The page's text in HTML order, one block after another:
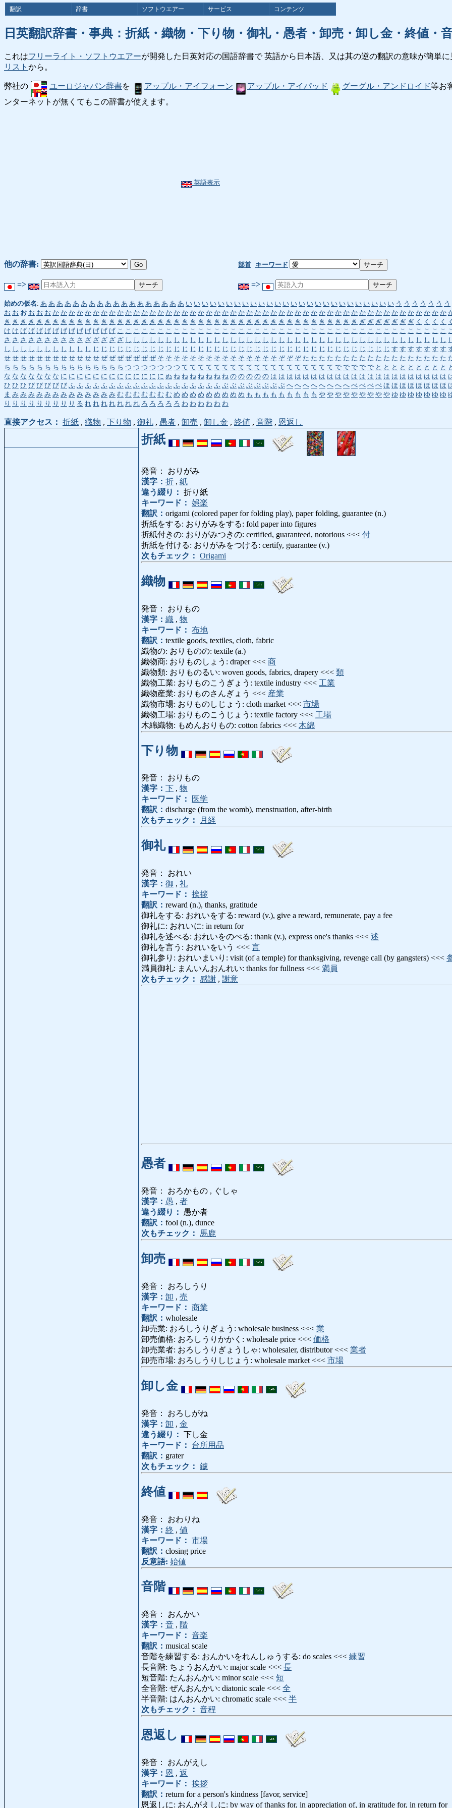
翻訳 辞書 ソフトウエアー サービス コンテンツ
日英翻訳辞書・事典：折紙・織物・下り物・御礼・愚者・卸売・卸し金・終値・
これはフリーライト・ソフトウエアーが開発した日英対応の国語辞書で 英語から日本語、又は其の逆の翻訳の意味が簡単
リスト から。
弊社の ユーロジャパン辞書を アップル・アイフォーン アップル・アイパッド グーグル・アンドロイド等お
ンターネットが無くてもこの辞書が使えます。
英語表示
他の辞書: 部首 キーワード
=> =>
始めの仮名: あ あ あ あ あ あ あ あ あ あ あ あ あ あ あ あ あ あ い い い い い い い い い い い い い い い い い い い い い い い い い い う う う う う う う
お お お お お お か か か か か か か か か か か か か か か か か か か か か か か か か か か か か か か か か か か か か か か か か か か か か か か か か
き き き き き き き き き き き き き き き き き き き き き き き き き き き き き き き き き き き き き き き き き き き き ぎ ぎ ぎ ぎ ぎ ぎ ぎ く く く く
け け げ げ げ げ げ げ げ げ げ げ げ げ こ こ こ こ こ こ こ こ こ こ こ こ こ こ こ こ こ こ こ こ こ こ こ こ こ こ こ こ こ こ こ こ こ こ こ こ こ こ こ こ こ
さ さ さ さ さ さ さ さ さ さ ざ ざ ざ ざ ざ し し し し し し し し し し し し し し し し し し し し し し し し し し し し し し し し し し し し し し し し
し し し し し し し し し し し じ じ じ じ じ じ じ じ じ じ じ じ じ じ じ じ じ じ じ じ じ じ じ じ じ じ じ じ じ じ じ じ じ じ じ じ じ す す す す す す す
せ せ せ せ せ せ せ せ せ せ せ せ ぜ ぜ ぜ ぜ ぜ ぜ ぜ そ そ そ そ そ そ そ そ そ そ そ そ そ そ そ ぞ ぞ ぞ た た た た た た た た た た た た た た た た た た
ち ち ち ち ち ち ち ち ち ち ち ち ち ち ち つ つ つ つ つ つ つ て て て て て て て て て て て て て て て て て て て で で で で で と と と と と と と と と
な な な な な な な に に に に に に に に に に に に に ぬ ね ね ね ね ね ね ね の の の の の は は は は は は は は は は は は は は は は は は は は は は
ひ ひ ひ び び び び び ふ ふ ふ ふ ふ ふ ふ ふ ふ ふ ふ ふ ふ ふ ふ ふ ふ ふ ふ ぶ ぶ ぶ ぶ ぶ ぶ ぶ ぶ へ へ へ へ へ へ へ へ べ べ べ ぺ ほ ほ ほ ほ ほ ほ ほ ほ
ま み み み み み み み み み み み み み む む む む む む む め め め め め め め め め も も も も も も も も も や や や や や や や や や ゆ ゆ ゆ ゆ ゆ ゆ ゆ
り り り り り り り り り る れ れ れ れ れ れ れ ろ ろ ろ ろ ろ わ わ わ わ わ わ
直接アクセス： 折紙 , 織物 , 下り物 , 御礼 , 愚者 , 卸売 , 卸し金 , 終値 , 音階 , 恩返し
折紙
発音： おりがみ
漢字： 折 , 紙
違う綴り： 折り紙
キーワード： 娯楽
翻訳： origami (colored paper for folding play), paper folding, guarantee (n.)
折紙をする: おりがみをする: fold paper into figures
折紙付きの: おりがみつきの: certified, guaranteed, notorious <<< 付
折紙を付ける: おりがみをつける: certify, guarantee (v.)
次もチェック： Origami
織物
発音： おりもの
漢字： 織 , 物
キーワード： 布地
翻訳： textile goods, textiles, cloth, fabric
織物の: おりものの: textile (a.)
織物商: おりものしょう: draper <<< 商
織物類: おりものるい: woven goods, fabrics, drapery <<< 類
織物工業: おりものこうぎょう: textile industry <<< 工業
織物産業: おりものさんぎょう <<< 産業
織物市場: おりものしじょう: cloth market <<< 市場
織物工場: おりものこうじょう: textile factory <<< 工場
木綿織物: もめんおりもの: cotton fabrics <<< 木綿
下り物
発音： おりもの
漢字： 下 , 物
キーワード：
医学
翻訳： discharge (from the womb), menstruation, after-birth
次もチェック：
月経
御礼
発音： おれい
漢字： 御 , 礼
キーワード： 挨拶
翻訳： reward (n.), thanks, gratitude
御礼をする: おれいをする: reward (v.), give a reward, remunerate, pay a fee
御礼に: おれいに: in return for
御礼を述べる: おれいをのべる: thank (v.), express one's thanks <<< 述
御礼を言う: おれいをいう <<< 言
御礼参り: おれいまいり: visit (of a temple) for thanksgiving, revenge call (by gangsters) <<<
満員御礼: まんいんおんれい: thanks for fullness <<< 満員
次もチェック： 感謝 , 謝意
愚者
発音： おろかもの , ぐしゃ
漢字： 愚 , 者
違う綴り：
愚か者
翻訳： fool (n.), dunce
次もチェック：
馬鹿
卸売
発音： おろしうり
漢字： 卸 , 売
キーワード： 商業
翻訳： wholesale
卸売業: おろしうりぎょう: wholesale business <<< 業
卸売価格: おろしうりかかく: wholesale price <<< 価格
卸売業者: おろしうりぎょうしゃ: wholesaler, distributor <<< 業者
卸売市場: おろしうりしじょう: wholesale market <<< 市場
卸し金
発音： おろしがね
漢字： 卸 , 金
違う綴り： 下し金
キーワード：
台所用品
翻訳： grater
次もチェック： 鑢
終値
発音： おわりね
漢字： 終 , 値
キーワード： 市場
翻訳： closing price
反意語: 始値
音階
発音： おんかい
漢字： 音 , 階
キーワード： 音楽
翻訳： musical scale
音階を練習する: おんかいをれんしゅうする: do scales <<< 練習
長音階: ちょうおんかい: major scale <<< 長
短音階: たんおんかい: minor scale <<< 短
全音階: ぜんおんかい: diatonic scale <<< 全
半音階: はんおんかい: chromatic scale <<< 半
次もチェック： 音程
恩返し
発音： おんがえし
漢字： 恩 , 返
キーワード： 挨拶
翻訳： return for a person's kindness [favor, service]
恩返しに: おんがえしに: by way of thanks for, in appreciation of, in gratitude for, in return for